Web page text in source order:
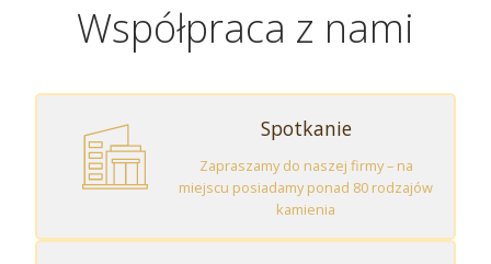
Współpraca z nami
Spotkanie
Zapraszamy do naszej firmy – na
miejscu posiadamy ponad 80 rodzajów
kamienia